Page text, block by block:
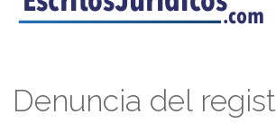
Denuncia del